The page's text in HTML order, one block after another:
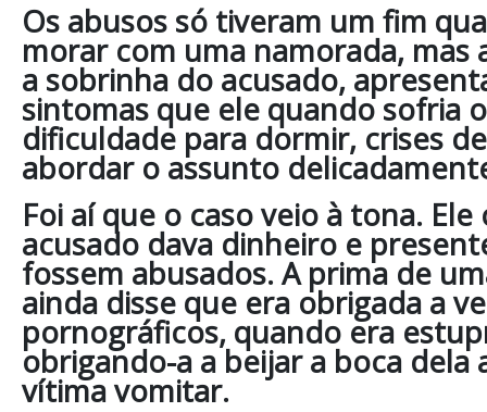
Os abusos só tiveram um fim
morar com uma namorada, mas
a sobrinha do acusado,
sintomas que ele quando sofria
dificuldade para dormir, crises
abordar o assunto
Foi aí que o caso veio à tona.
acusado dava dinheiro e
fossem abusados. A prima de
ainda disse que era obrigada a
pornográficos, quando era
obrigando-a a beijar a boca
vítima vomitar.